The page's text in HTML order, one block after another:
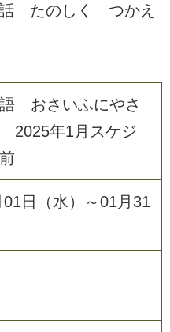
話 たのしく つかえ
おさいふにやさ
2025年1月スケジ
日（水）～01月31